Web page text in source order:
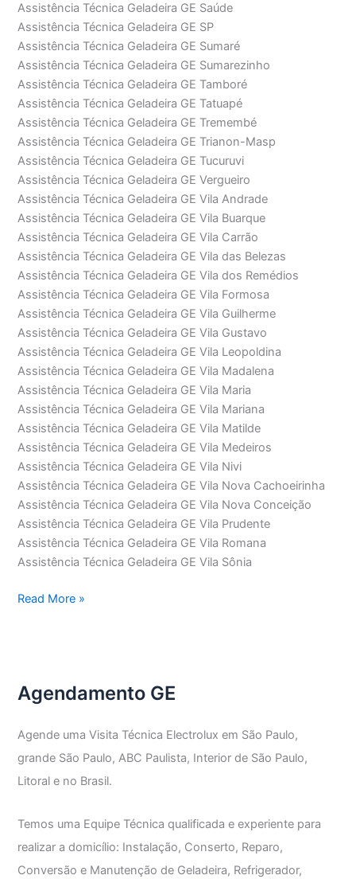
Assistência Técnica Geladeira GE Saúde
Assistência Técnica Geladeira GE SP
Assistência Técnica Geladeira GE Sumaré
Assistência Técnica Geladeira GE Sumarezinho
Assistência Técnica Geladeira GE Tamboré
Assistência Técnica Geladeira GE Tatuapé
Assistência Técnica Geladeira GE Tremembé
Assistência Técnica Geladeira GE Trianon-Masp
Assistência Técnica Geladeira GE Tucuruvi
Assistência Técnica Geladeira GE Vergueiro
Assistência Técnica Geladeira GE Vila Andrade
Assistência Técnica Geladeira GE Vila Buarque
Assistência Técnica Geladeira GE Vila Carrão
Assistência Técnica Geladeira GE Vila das Belezas
Assistência Técnica Geladeira GE Vila dos Remédios
Assistência Técnica Geladeira GE Vila Formosa
Assistência Técnica Geladeira GE Vila Guilherme
Assistência Técnica Geladeira GE Vila Gustavo
Assistência Técnica Geladeira GE Vila Leopoldina
Assistência Técnica Geladeira GE Vila Madalena
Assistência Técnica Geladeira GE Vila Maria
Assistência Técnica Geladeira GE Vila Mariana
Assistência Técnica Geladeira GE Vila Matilde
Assistência Técnica Geladeira GE Vila Medeiros
Assistência Técnica Geladeira GE Vila Nivi
Assistência Técnica Geladeira GE Vila Nova Cachoeirinha
Assistência Técnica Geladeira GE Vila Nova Conceição
Assistência Técnica Geladeira GE Vila Prudente
Assistência Técnica Geladeira GE Vila Romana
Assistência Técnica Geladeira GE Vila Sônia
Assistência
Read More »
Agendamento GE
Agende uma Visita Técnica Electrolux em São Paulo,
grande São Paulo, ABC Paulista, Interior de São Paulo,
Litoral e no Brasil.
Temos uma Equipe Técnica qualificada e experiente para
realizar a domicílio: Instalação, Conserto, Reparo,
Conversão e Manutenção de Geladeira, Refrigerador,